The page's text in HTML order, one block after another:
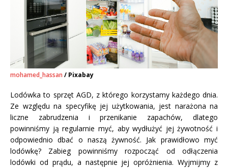
mohamed_hassan / Pixabay
Lodówka to sprzęt AGD, z którego korzystamy każdego dnia.
Ze względu na specyfikę jej użytkowania, jest narażona na
liczne zabrudzenia i przenikanie zapachów, dlatego
powinniśmy ją regularnie myć, aby wydłużyć jej żywotność i
odpowiednio dbać o naszą żywność. Jak prawidłowo myć
lodówkę? Zabieg powinniśmy rozpocząć od odłączenia
lodówki od prądu, a następnie jej opróżnienia. Wyjmijmy z